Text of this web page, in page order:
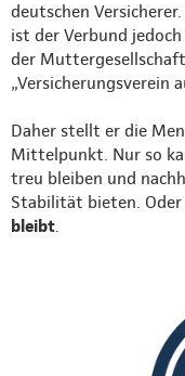
deutschen
ist der Verbund
der
„Versicherungsverein
Daher stellt er die
Mittelpunkt. Nur so
treu bleiben und
Stabilität bieten. Oder
bleibt.